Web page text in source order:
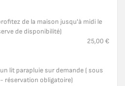
de la maison jusqu'à midi le
de disponibilité)
25,00 €
lit parapluie sur demande ( sous
réservation obligatoire)